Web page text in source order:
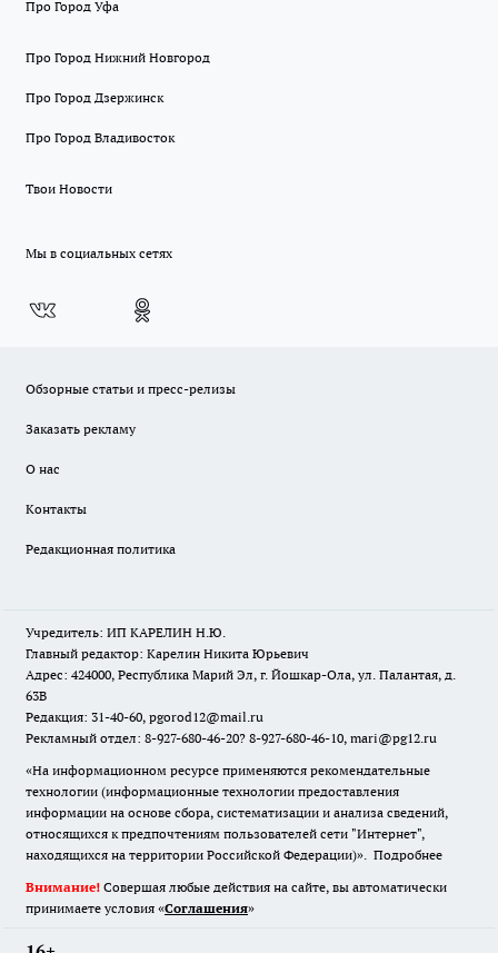
Про Город Уфа
Про Город Нижний Новгород
Про Город Дзержинск
Про Город Владивосток
Твои Новости
Мы в социальных сетях
Обзорные статьи и пресс-релизы
Заказать рекламу
О нас
Контакты
Редакционная политика
Учредитель: ИП КАРЕЛИН Н.Ю.
Главный редактор: Карелин Никита Юрьевич
Адрес: 424000, Республика Марий Эл, г. Йошкар-Ола, ул. Палантая, д.
63В
Редакция: 31-40-60, pgorod12@mail.ru
Рекламный отдел: 8-927-680-46-20? 8-927-680-46-10, mari@pg12.ru
«На информационном ресурсе применяются рекомендательные
технологии (информационные технологии предоставления
информации на основе сбора, систематизации и анализа сведений,
относящихся к предпочтениям пользователей сети "Интернет",
находящихся на территории Российской Федерации)». Подробнее
Внимание! Совершая любые действия на сайте, вы автоматически
принимаете условия «Cоглашения»